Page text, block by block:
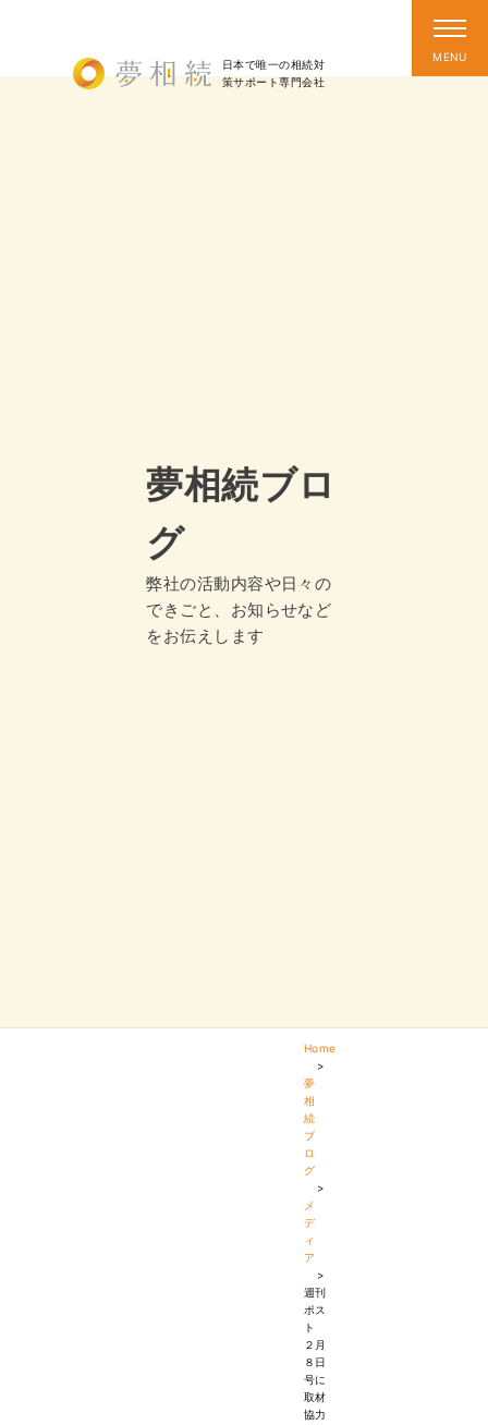
日本で唯一の相続対
策サポート専門会社
夢相続ブロ
グ
弊社の活動内容や日々の
できごと、お知らせなど
をお伝えします
Home
>
夢
相
続
ブ
ロ
グ
>
メ
デ
ィ
ア
>
週刊
ポス
ト
２月
８日
号に
取材
協力